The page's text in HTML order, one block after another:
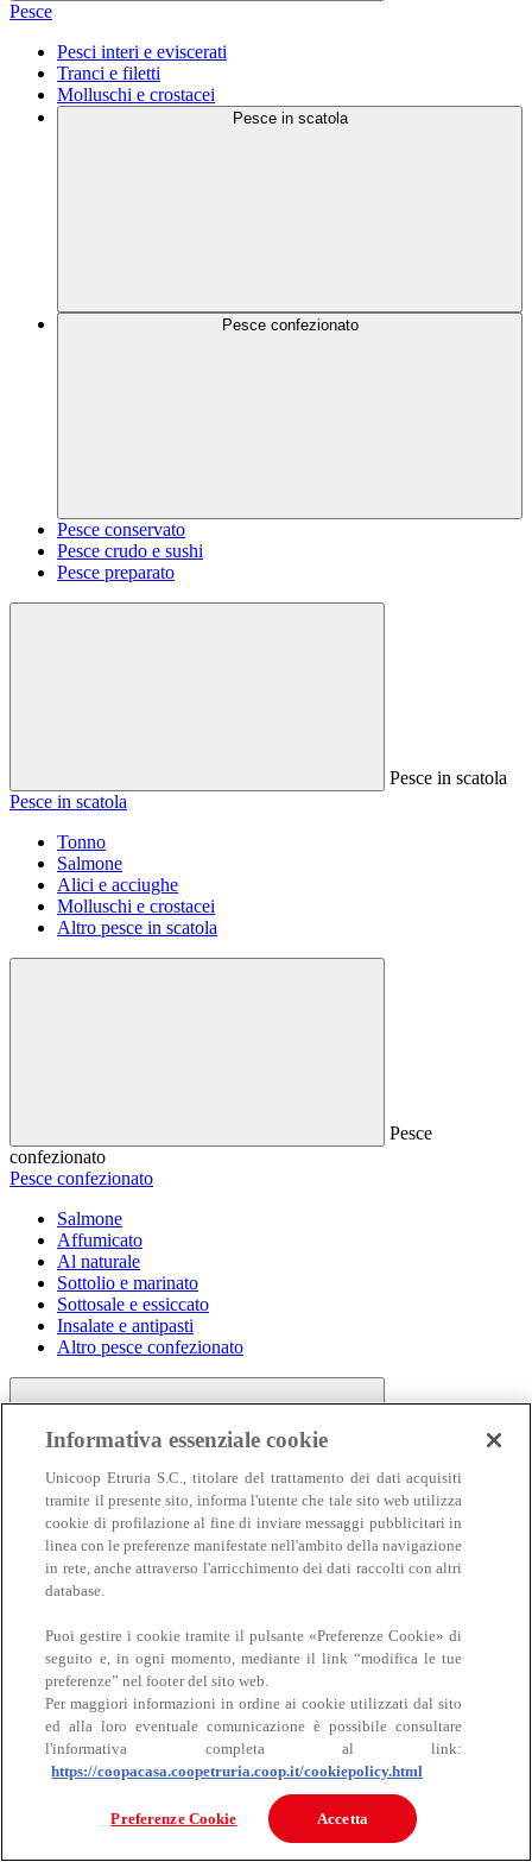
Pesce
Pesci interi e eviscerati
Tranci e filetti
Molluschi e crostacei
Pesce in scatola
Pesce confezionato
Pesce conservato
Pesce crudo e sushi
Pesce preparato
Pesce in scatola
Pesce in scatola
Tonno
Salmone
Alici e acciughe
Molluschi e crostacei
Altro pesce in scatola
Pesce
confezionato
Pesce confezionato
Salmone
Affumicato
Al naturale
Sottolio e marinato
Sottosale e essiccato
Insalate e antipasti
Altro pesce confezionato
Carne
Carne
Bovino
Informativa essenziale cookie
Unicoop Etruria S.C., titolare del trattamento dei dati acquisiti
tramite il presente sito, informa l'utente che tale sito web utilizza
cookie di profilazione al fine di inviare messaggi pubblicitari in
linea con le preferenze manifestate nell'ambito della navigazione
in rete, anche attraverso l'arricchimento dei dati raccolti con altri
database.
Puoi gestire i cookie tramite il pulsante «Preferenze Cookie» di
seguito e, in ogni momento, mediante il link “modifica le tue
preferenze” nel footer del sito web.
Per maggiori informazioni in ordine ai cookie utilizzati dal sito
ed alla loro eventuale comunicazione è possibile consultare
l'informativa completa al link:
https://coopacasa.coopetruria.coop.it/cookiepolicy.html
Preferenze Cookie Accetta